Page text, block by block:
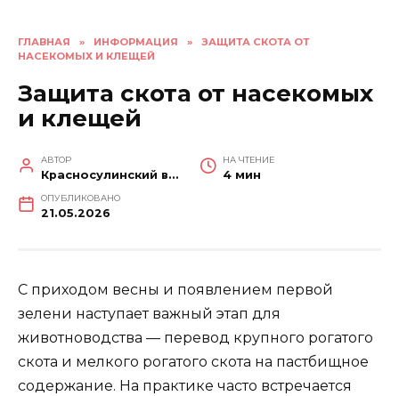
ГЛАВНАЯ » ИНФОРМАЦИЯ »
ЗАЩИТА СКОТА ОТ
НАСЕКОМЫХ И КЛЕЩЕЙ
Защита скота от насекомых
и клещей
АВТОР
Красносулинский вестник
НА ЧТЕНИЕ
4 мин
ОПУБЛИКОВАНО
21.05.2026
С приходом весны и появлением первой
зелени наступает важный этап для
животноводства — перевод крупного рогатого
скота и мелкого рогатого скота на пастбищное
содержание. На практике часто встречается